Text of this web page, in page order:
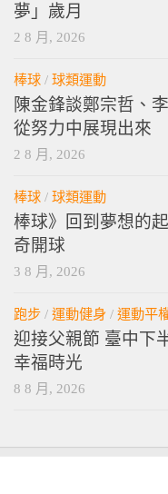
夢」歲月
2 8 月, 2026
棒球 / 球類運動
陳金鋒談鄭宗哲、
從努力中展現出來
2 8 月, 2026
棒球 / 球類運動
棒球》回到夢想的
奇開球
3 8 月, 2026
跑步 / 運動健身 / 運動平
迎接父親節 臺中下
幸福時光
8 8 月, 2026